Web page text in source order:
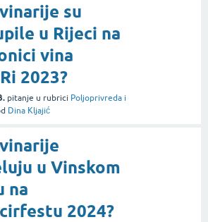
su
u Rijeci na
vina
2023?
pitanje u rubrici Poljoprivreda i
Dina Kljajić
u Vinskom
na
2024?